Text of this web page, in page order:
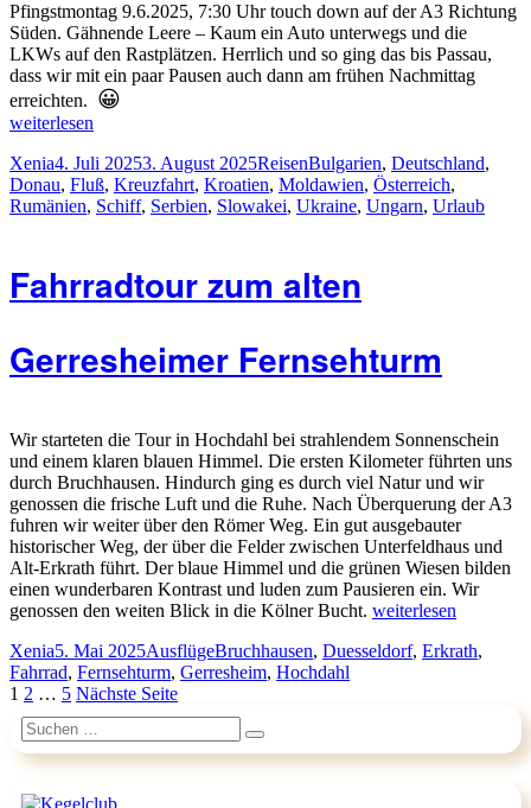
Pfingstmontag 9.6.2025, 7:30 Uhr touch down auf der A3 ️️Richtung
Süden. Gähnende Leere – Kaum ein Auto unterwegs und die
LKWs auf den Rastplätzen. Herrlich und so ging das bis Passau,
dass wir mit ein paar Pausen auch dann am frühen Nachmittag
erreichten. 😀
„Donaukreuzfahrt
2025
Passau
–
weiterlesen
Autor
XeniaVeröffentlicht
am
4. Juli 20253. August 2025Kategorien
ReisenSchlagwörter
Bulgarien, Deutschland,
Donau, Fluß, Kreuzfahrt, Kroatien, Moldawien, Österreich,
Rumänien, Schiff, Serbien, Slowakei, Ukraine, Ungarn, Urlaub
Fahrradtour zum alten
Gerresheimer Fernsehturm
Wir starteten die Tour in Hochdahl bei strahlendem Sonnenschein
und einem klaren blauen Himmel. Die ersten Kilometer führten uns
durch Bruchhausen. Hindurch ging es durch viel Natur und wir
genossen die frische Luft und die Ruhe. Nach Überquerung der A3
fuhren wir weiter über den Römer Weg. Ein gut ausgebauter
historischer Weg, der über die Felder zwischen Unterfeldhaus und
Alt-Erkrath führt. Der blaue Himmel und die grünen Wiesen bilden
einen wunderbaren Kontrast und luden zum Pausieren ein. Wir
genossen den weiten Blick in die Kölner Bucht. „Fahrradtour
alten
weiterlesen
Autor
XeniaVeröffentlicht
am
5. Mai 2025Kategorien
AusflügeSchlagwörter
Bruchhausen, Duesseldorf, Erkrath,
Fahrrad, Fernsehturm, Gerresheim, Hochdahl
Seitennummerierung
der
Beiträge
Seite
1 Seite
2 … Seite
5 Nächste Seite
Suchen
nach:
Suchen